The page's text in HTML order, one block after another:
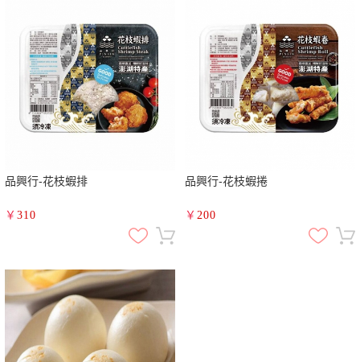
品興行-花枝蝦排
￥ 310
品興行-花枝蝦捲
￥ 200